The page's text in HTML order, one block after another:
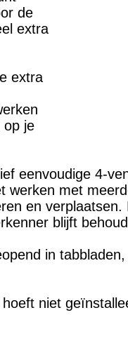
de
extra
extra
op je
eenvoudige 4-
werken met
en
blijft
in
niet